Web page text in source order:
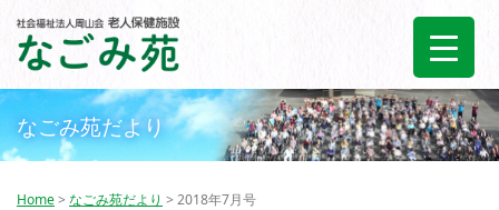
なごみ苑だより
Home> なごみ苑だより > 2018年7月号